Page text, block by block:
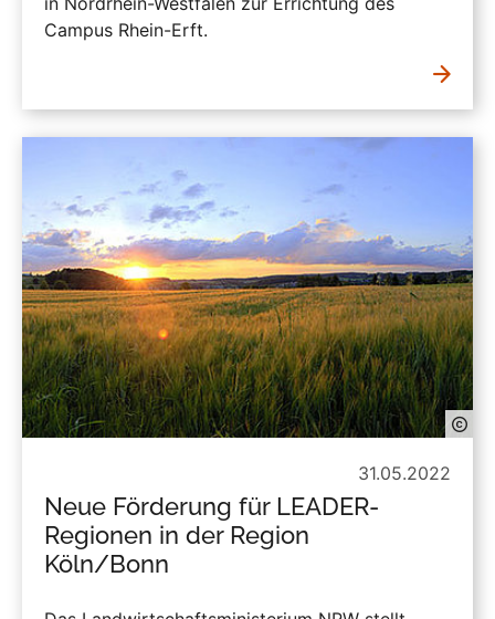
Campus Rhein-Erft.
31.05.2022
Neue Förderung für LEADER-
Regionen in der Region
Köln/Bonn